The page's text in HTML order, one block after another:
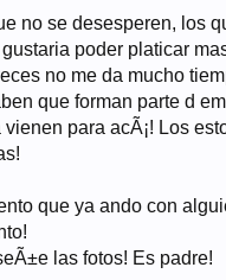
no se desesperen, los
poder platicar
no me da mucho
que forman parte d
para acÃ¡! Los
que ya ando con
las fotos! Es padre!